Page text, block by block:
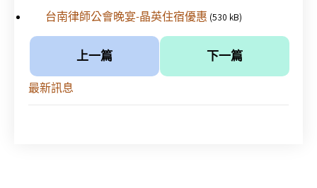
台南律師公會晚宴-晶英住宿優惠 (530 kB)
上一篇 下一篇
最新訊息